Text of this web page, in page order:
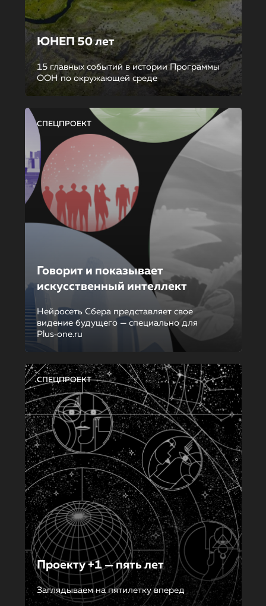
ЮНЕП 50 лет
15 главных событий в истории Программы
ООН по окружающей среде
СПЕЦПРОЕКТ
Говорит и показывает
искусственный интеллект
Нейросеть Сбера представляет свое
видение будущего — специально для
Plus‑one.ru
СПЕЦПРОЕКТ
Проекту +1 — пять лет
Заглядываем на пятилетку вперед